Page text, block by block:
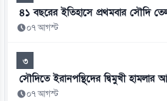
৪১ বছরের ইতিহাসে প্রথমবার সৌদি তেল
০৭ আগস্ট
৩
সৌদিতে ইরানপন্থিদের দ্বিমুখী হামলার
০৭ আগস্ট